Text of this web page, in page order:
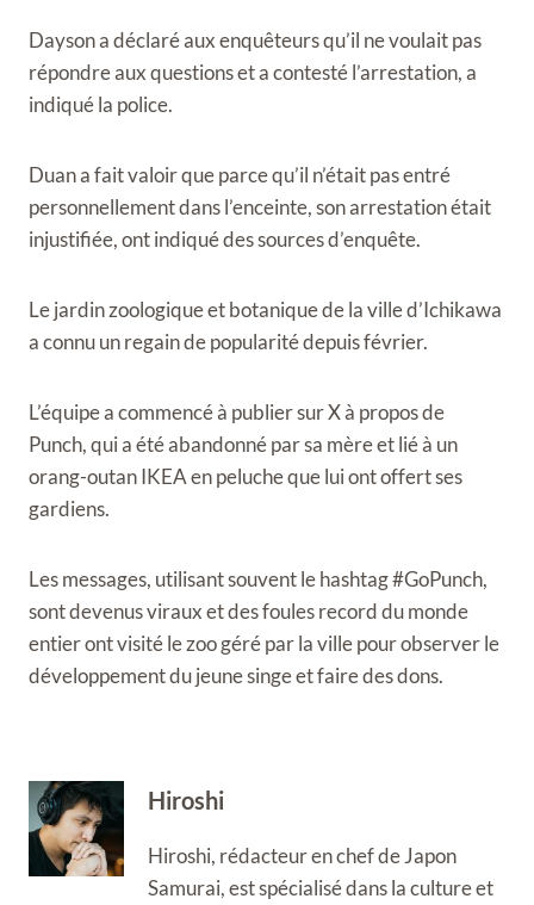
Dayson a déclaré aux enquêteurs qu’il ne voulait pas
répondre aux questions et a contesté l’arrestation, a
indiqué la police.
Duan a fait valoir que parce qu’il n’était pas entré
personnellement dans l’enceinte, son arrestation était
injustifiée, ont indiqué des sources d’enquête.
Le jardin zoologique et botanique de la ville d’Ichikawa
a connu un regain de popularité depuis février.
L’équipe a commencé à publier sur X à propos de
Punch, qui a été abandonné par sa mère et lié à un
orang-outan IKEA en peluche que lui ont offert ses
gardiens.
Les messages, utilisant souvent le hashtag #GoPunch,
sont devenus viraux et des foules record du monde
entier ont visité le zoo géré par la ville pour observer le
développement du jeune singe et faire des dons.
Hiroshi
Hiroshi, rédacteur en chef de Japon
Samurai, est spécialisé dans la culture et